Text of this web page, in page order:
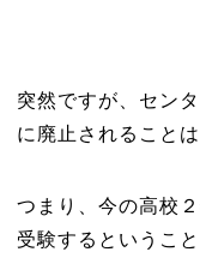
突然ですが、セン
に廃止されること
つまり、今の高校
受験するということ